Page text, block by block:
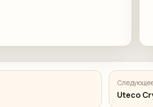
Uteco